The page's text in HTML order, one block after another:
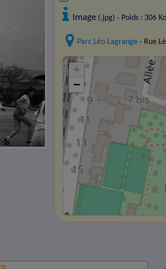
Image (.jpg) - Poids : 306
Parc Léo Lagrange - Rue
+
−